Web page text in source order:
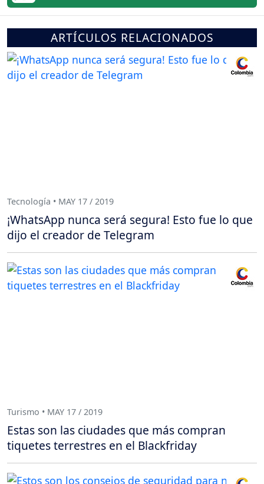
ARTÍCULOS RELACIONADOS
Tecnología • MAY 17 / 2019
¡WhatsApp nunca será segura! Esto fue lo que
dijo el creador de Telegram
Turismo • MAY 17 / 2019
Estas son las ciudades que más compran
tiquetes terrestres en el Blackfriday